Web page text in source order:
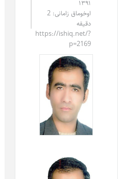
۱۳۹۱
اوخوماق زامانی: 2
دقیقه
https://ishiq.net/?
p=2169